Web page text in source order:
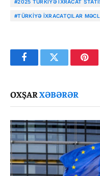
#2025 TÜRKIYƏ IXRACAT
#TÜRKIYƏ İXRACATÇILAR
FacebookTwitter
OXŞARXƏBƏRƏR